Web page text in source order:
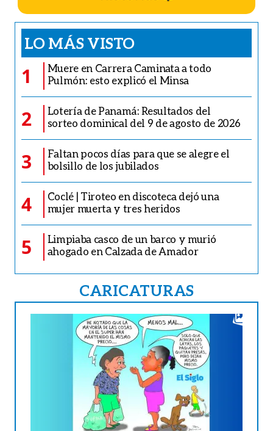
LO MÁS VISTO
1
Muere en Carrera Caminata a todo
Pulmón: esto explicó el Minsa
2
Lotería de Panamá: Resultados del
sorteo dominical del 9 de agosto de 2026
3
Faltan pocos días para que se alegre el
bolsillo de los jubilados
4
Coclé | Tiroteo en discoteca dejó una
mujer muerta y tres heridos
5
Limpiaba casco de un barco y murió
ahogado en Calzada de Amador
CARICATURAS